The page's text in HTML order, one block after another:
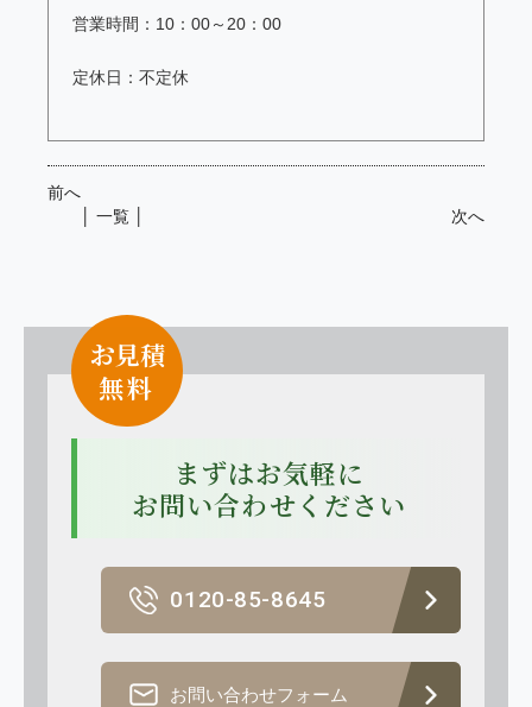
営業時間：10：00～20：00
定休日：不定休
前へ
次へ
│ 一覧 │
お見積
無料
まずはお気軽に
お問い合わせください
0120-85-8645
お問い合わせフォーム